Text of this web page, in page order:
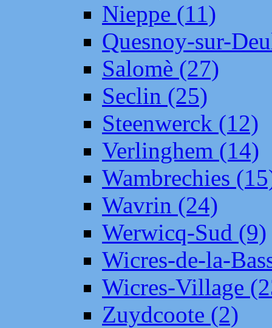
Nieppe (11)
Quesnoy-sur-
Salomè (27)
Seclin (25)
Steenwerck (12)
Verlinghem (14)
Wambrechies
Wavrin (24)
Werwicq-Sud (9)
Wicres-de-la-
Wicres-Village
Zuydcoote (2)